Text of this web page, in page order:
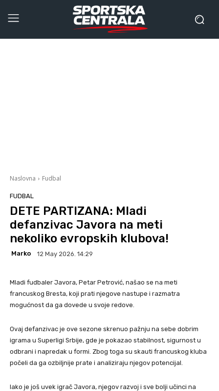
Naslovna Fudbal
FUDBAL
DETE PARTIZANA: Mladi
defanzivac Javora na meti
nekoliko evropskih klubova!
Marko 12 May 2026. 14:29
Mladi fudbaler Javora, Petar Petrović, našao se na meti
francuskog Bresta, koji prati njegove nastupe i razmatra
mogućnost da ga dovede u svoje redove.
Ovaj defanzivac je ove sezone skrenuo pažnju na sebe dobrim
igrama u Superligi Srbije, gde je pokazao stabilnost, sigurnost u
odbrani i napredak u formi. Zbog toga su skauti francuskog kluba
počeli da ga ozbiljnije prate i analiziraju njegov potencijal.
Iako je još uvek igrač Javora, njegov razvoj i sve bolji učinci na